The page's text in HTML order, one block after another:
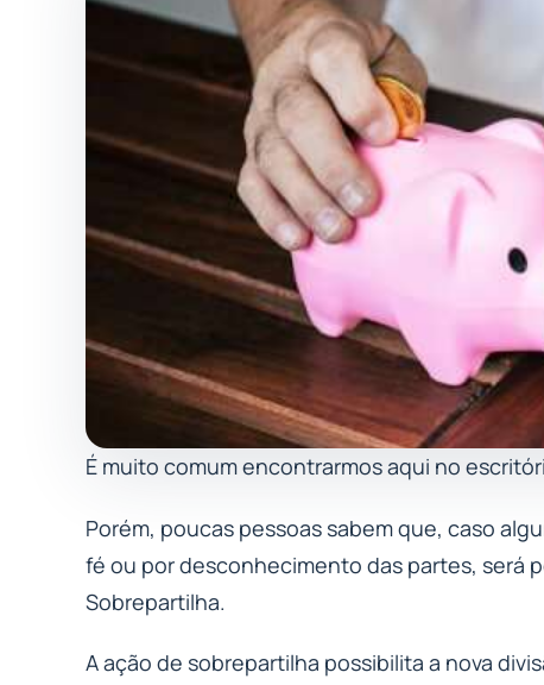
É muito comum encontrarmos aqui no
Porém, poucas pessoas sabem que, caso
fé ou por desconhecimento das partes, será
Sobrepartilha.
A ação de sobrepartilha possibilita a nova